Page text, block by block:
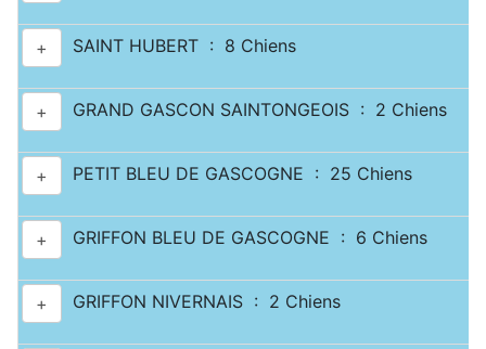
+ SAINT HUBERT : 8 Chiens
+ GRAND GASCON SAINTONGEOIS : 2 Chiens
+ PETIT BLEU DE GASCOGNE : 25 Chiens
+ GRIFFON BLEU DE GASCOGNE : 6 Chiens
+ GRIFFON NIVERNAIS : 2 Chiens